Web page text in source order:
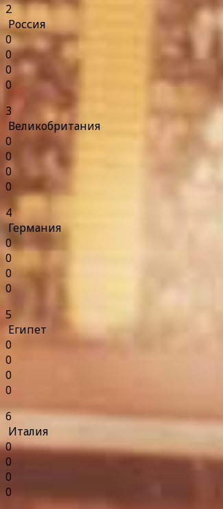
2
Россия
0
0
0
0
3
Великобритания
0
0
0
0
4
Германия
0
0
0
0
5
Египет
0
0
0
0
6
Италия
0
0
0
0